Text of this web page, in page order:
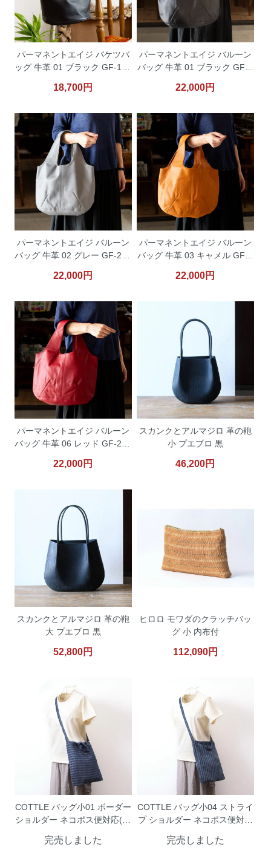
パーマネントエイジ バケツバ
ッグ 牛革 01 ブラック GF-160
18,700円
パーマネントエイジ バルーン
バッグ 牛革 01 ブラック GF-2
22,000円
パーマネントエイジ バルーン
バッグ 牛革 02 グレー GF-220
22,000円
パーマネントエイジ バルーン
バッグ 牛革 03 キャメル GF-2
22,000円
パーマネントエイジ バルーン
バッグ 牛革 06 レッド GF-220
22,000円
スカンクとアルマジロ 革の鞄
小 プエブロ 黒
46,200円
スカンクとアルマジロ 革の鞄
大 プエブロ 黒
52,800円
ヒロロ モワダのクラッチバッ
グ 小 内布付
112,090円
COTTLE バッグ小01 ボーダー
ショルダー ネコポス便対応(同
完売しました
COTTLE バッグ小04 ストライ
プ ショルダー ネコポス便対応
完売しました